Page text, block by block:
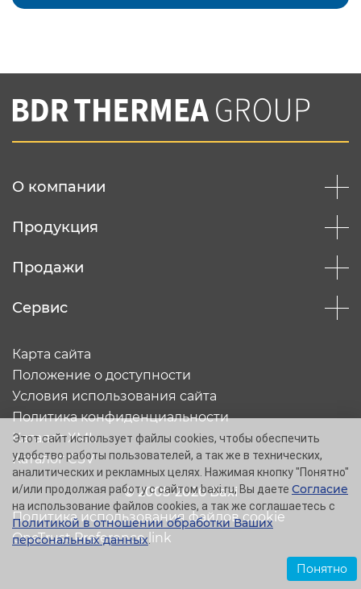
Подтвердить e-mail
Вы соглашаетесь с нашей политикой
конфеденциальности
О компании
Продукция
Продажи
Сервис
© 2005-2026 Baxi
Карта сайта
Положение о доступности
Условия использования сайта
Политика конфиденциальности
Каталог XML
Каталог CSV
Политика использования файлов cookie
OneTrust Preference link
Этот сайт использует файлы cookies, чтобы обеспечить
удобство работы пользователей, а так же в технических,
аналитических и рекламных целях. Нажимая кнопку "Понятно"
и/или продолжая работу с сайтом baxi.ru, Вы даете Согласие
на использование файлов cookies, а так же соглашаетесь с
Политикой в отношении обработки Ваших
персональных данных.
Понятно